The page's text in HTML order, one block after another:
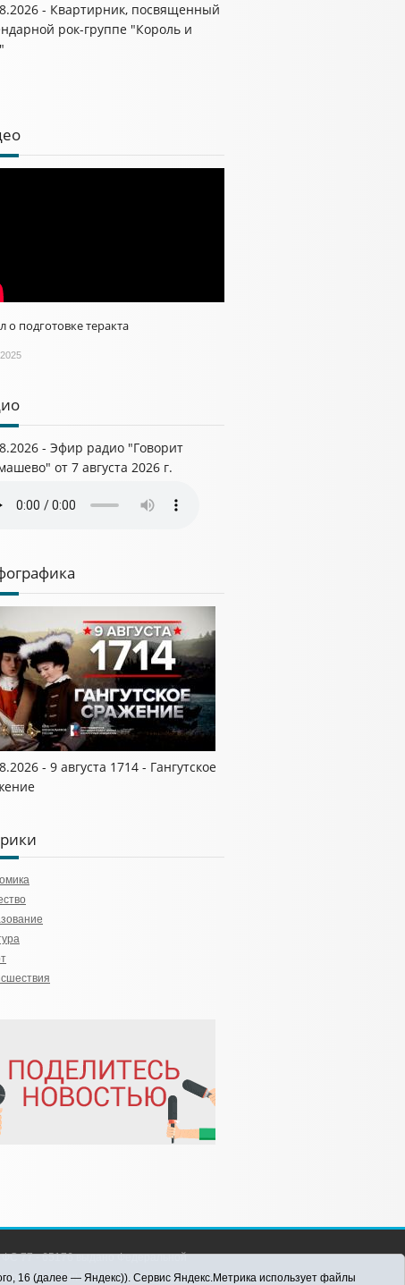
- Квартирник, посвященный
рок-группе "Король и
о подготовке теракта
- Эфир радио "Говорит
от 7 августа 2026 г.
- 9 августа 1714 - Гангутское
77 - 65176 выдано Федеральной
технологий и массовых
16 (далее — Яндекс)). Сервис Яндекс.Метрика использует файлы